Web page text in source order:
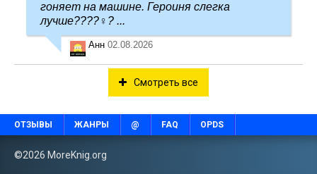
гоняет на машине. Героиня слегка
лучше????‍♀️? ...
Анн 02.08.2026
Смотреть все
ОТЗЫВЫ ЖАНРЫ @ FAQ OPDS
©2026 MoreKnig.org